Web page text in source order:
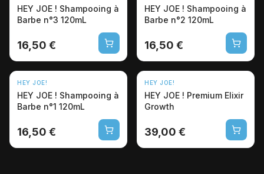
HEY JOE ! Shampooing à
Barbe n°3 120mL
16,50 €
HEY JOE ! Shampooing à
Barbe n°2 120mL
16,50 €
HEY JOE!
HEY JOE ! Shampooing à
Barbe n°1 120mL
16,50 €
HEY JOE!
HEY JOE ! Premium Elixir
Growth
39,00 €